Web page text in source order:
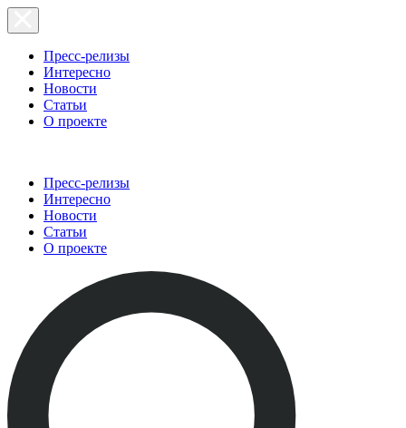
Пресс-релизы
Интересно
Новости
Статьи
О проекте
Пресс-релизы
Интересно
Новости
Статьи
О проекте